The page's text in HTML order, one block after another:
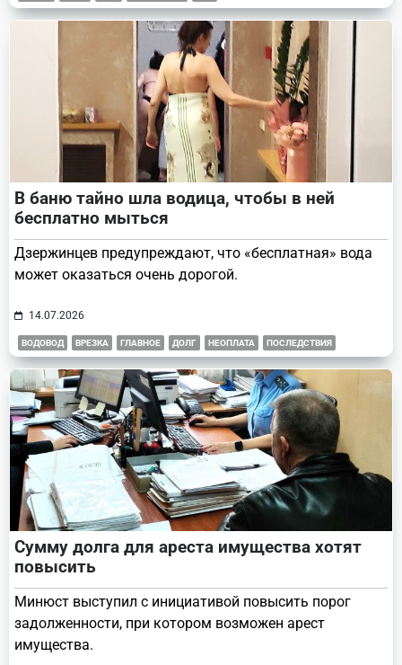
В баню тайно шла водица, чтобы в ней
бесплатно мыться
Дзержинцев предупреждают, что «бесплатная» вода
может оказаться очень дорогой.
14.07.2026
ВОДОВОД ВРЕЗКА ГЛАВНОЕ ДОЛГ НЕОПЛАТА ПОСЛЕДСТВИЯ
Сумму долга для ареста имущества хотят
повысить
Минюст выступил с инициативой повысить порог
задолженности, при котором возможен арест
имущества.